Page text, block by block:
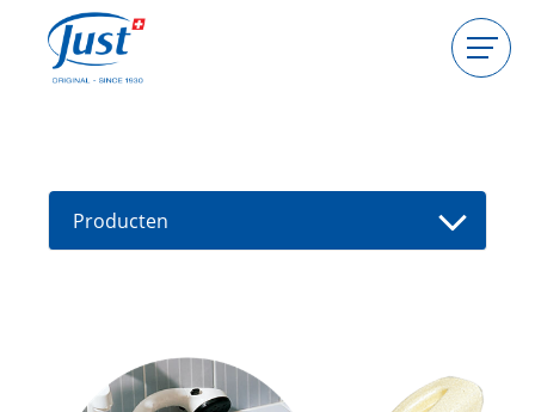
Consulente worden
Gids
Producten
High Light